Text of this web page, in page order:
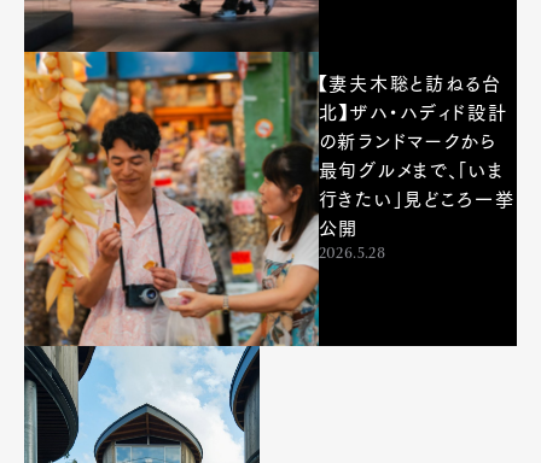
【妻夫木聡と訪ねる台
北】ザハ・ハディド設計
の新ランドマークから
最旬グルメまで、「いま
行きたい」見どころ一挙
公開
2026.5.28